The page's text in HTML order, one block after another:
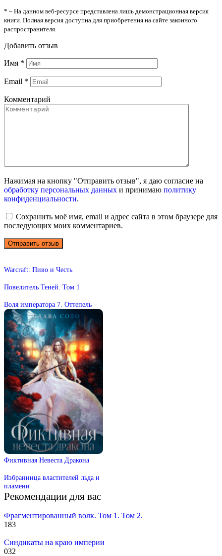
* – На данном веб-ресурсе представлена лишь демонстрационная версия
книги. Полная версия доступна для приобретения на сайте законного
распространителя.
Добавить отзыв
Имя *
Email *
Комментарий
Нажимая на кнопку "Отправить отзыв", я даю согласие на
обработку персональных данных и принимаю политику
конфиденциальности.
Сохранить моё имя, email и адрес сайта в этом браузере для
последующих моих комментариев.
Warcraft: Пиво и Честь
Повелитель Теней. Том 1
Воля императора 7. Оттепель
Фиктивная Невеста Дракона
Избранница властителей льда и
пламени
Рекомендации для вас
Фрагментированный волк. Том 1. Том 2.
183
Синдикаты на краю империи
032